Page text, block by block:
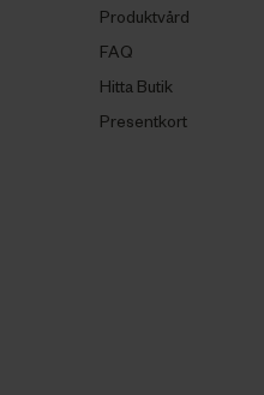
Produktvård
FAQ
Hitta Butik
Presentkort